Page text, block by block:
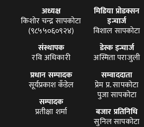
अध्यक्ष
किशोर चन्द्र सापकोटा
(९८५५०६०९२४)
संस्थापक
रवि अधिकारी
प्रधान सम्पादक
सूर्यप्रकाश कँडेल
सम्पादक
प्रतीक्षा शर्मा
मिडिया प्रोडक्सन
इन्चार्ज
विशाल सापकोटा
डेस्क इन्चार्ज
अस्मिता पराजुली
सम्वाददाता
प्रेम प्र. सापकोटा
पुजा सापकोटा
बजार प्रतिनिधि
सुनिल सापकोटा